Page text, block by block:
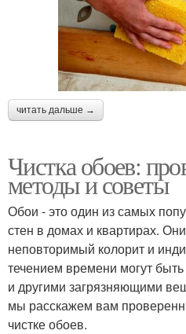
читать дальше →
Чистка обоев:
методы и советы
Обои - это один из самых
стен в домах и квартирах.
неповторимый колорит и
течением времени могут
и другими загрязняющими
мы расскажем вам
чистке обоев.